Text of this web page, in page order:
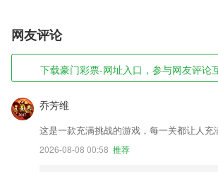
网友评论
下载豪门彩票-网址入口，参与网友评论
乔芳维
这是一款充满挑战的游戏，每一关都让人充
2026-08-08 00:58 推荐